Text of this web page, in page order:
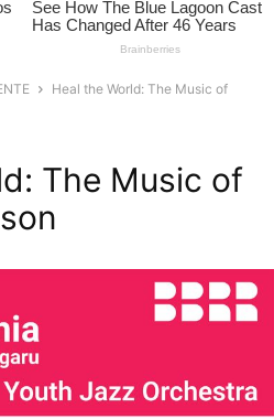
Heal the World: The Music of
The Music of